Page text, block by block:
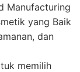
Manufacturing
yang Baik
dan
memilih